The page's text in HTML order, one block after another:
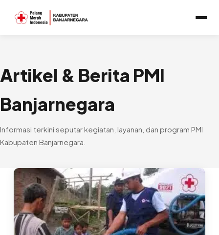
Artikel & Berita PMI
Banjarnegara
Informasi terkini seputar kegiatan, layanan, dan program PMI
Kabupaten Banjarnegara.